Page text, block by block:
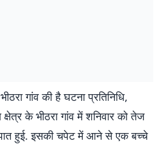
गांव की है घटना प्रतिनिधि,
क्षेत्र के भीठरा गांव में शनिवार को तेज
हुई. इसकी चपेट में आने से एक बच्चे